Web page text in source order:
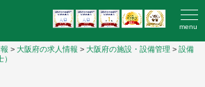
menu
> 大阪府の求人情報 > 大阪府の施設・設備管理 > 設備